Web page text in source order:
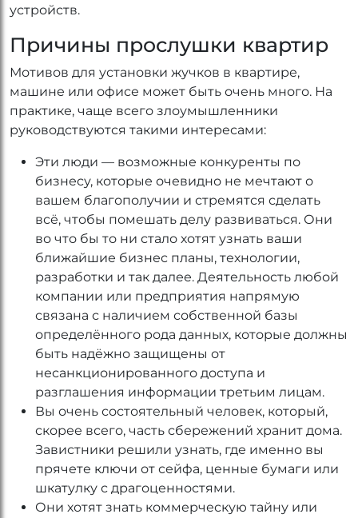
устройств.
Причины прослушки квартир
Мотивов для установки жучков в квартире,
машине или офисе может быть очень много. На
практике, чаще всего злоумышленники
руководствуются такими интересами:
Эти люди — возможные конкуренты по
бизнесу, которые очевидно не мечтают о
вашем благополучии и стремятся сделать
всё, чтобы помешать делу развиваться. Они
во что бы то ни стало хотят узнать ваши
ближайшие бизнес планы, технологии,
разработки и так далее. Деятельность любой
компании или предприятия напрямую
связана с наличием собственной базы
определённого рода данных, которые должны
быть надёжно защищены от
несанкционированного доступа и
разглашения информации третьим лицам.
Вы очень состоятельный человек, который,
скорее всего, часть сбережений хранит дома.
Завистники решили узнать, где именно вы
прячете ключи от сейфа, ценные бумаги или
шкатулку с драгоценностями.
Они хотят знать коммерческую тайну или